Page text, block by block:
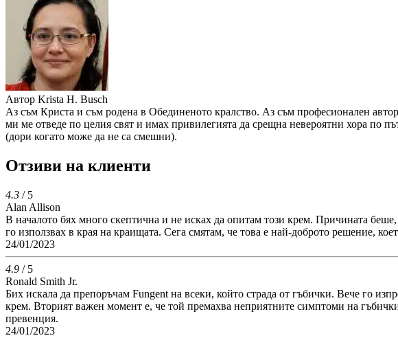
Автор Krista H. Busch
Аз съм Криста и съм родена в Обединеното кралство. Аз съм професионален
ми ме отведе по целия свят и имах привилегията да срещна невероятни хора по
(дори когато може да не са смешни).
Отзиви на клиенти
4.3 / 5
Alan Allison
В началото бях много скептична и не исках да опитам този крем. Причината
го използвах в края на краищата. Сега смятам, че това е най-доброто решение,
24/01/2023
4.9 / 5
Ronald Smith Jr.
Бих искала да препоръчам Fungent на всеки, който страда от гъбички. Вече го
крем. Вторият важен момент е, че той премахва неприятните симптоми на
превенция.
24/01/2023